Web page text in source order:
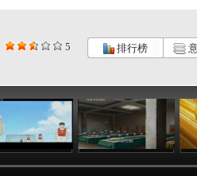
5 排行榜
《超智能足...
22:01
《海宝来了...
08:36